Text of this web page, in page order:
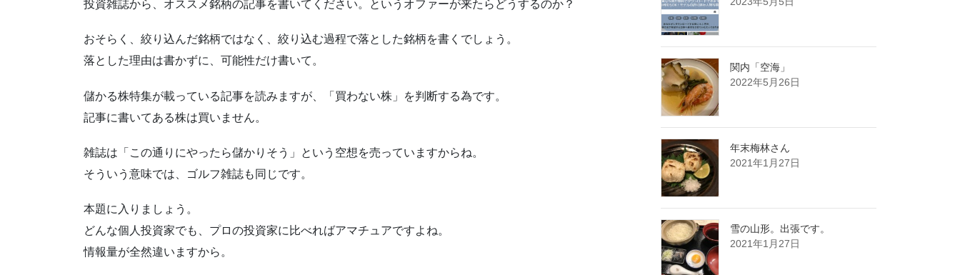
投資雑誌から、オススメ銘柄の記事を書いてください。というオファーが来たらどうするのか？
おそらく、絞り込んだ銘柄ではなく、絞り込む過程で落とした銘柄を書くでしょう。
落とした理由は書かずに、可能性だけ書いて。
儲かる株特集が載っている記事を読みますが、「買わない株」を判断する為です。
記事に書いてある株は買いません。
雑誌は「この通りにやったら儲かりそう」という空想を売っていますからね。
そういう意味では、ゴルフ雑誌も同じです。
本題に入りましょう。
どんな個人投資家でも、プロの投資家に比べればアマチュアですよね。
情報量が全然違いますから。
関内「空海」
2022年5月26日
年末梅林さん
2021年1月27日
雪の山形。出張です。
2021年1月27日